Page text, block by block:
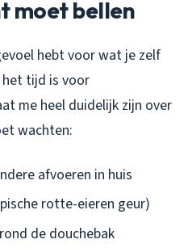
moet bellen
hebt voor wat je zelf
het tijd is voor
me heel duidelijk zijn over
wachten:
afvoeren in huis
rotte-eieren geur)
de douchebak